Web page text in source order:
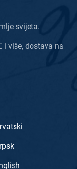
svijeta.
i više, dostava na